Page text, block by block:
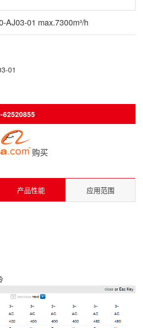
AJ03-01 max.7300m³/h
01
62520855
购买
产品性能 应用范围